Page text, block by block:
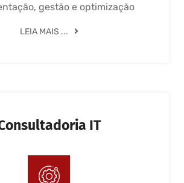
gestão e optimização
LEIA MAIS ...
IT